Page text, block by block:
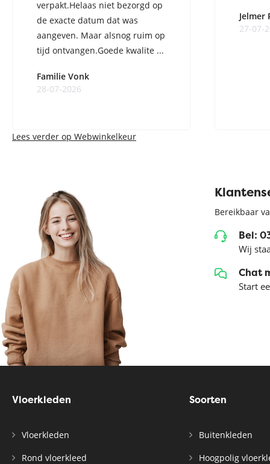
verpakt.Helaas niet bezorgd op
de exacte datum dat was
aangeven. Maar alsnog ruim op
tijd ontvangen.Goede kwalite ...
Familie Vonk
28-07-2026
Jelmer
27-07-
Lees verder op Webwinkelkeur
Bereikbaar
Bel:
Wij
Chat
Start
Vloerkleden
Vloerkleden
Rond vloerkleed
Soorten
Buitenkleden
Hoogpolig